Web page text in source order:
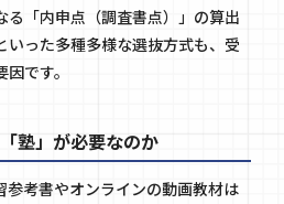
る「内申点（調査書点）」の算出
いった多種多様な選抜方式も、受
です。
塾」が必要なのか
参考書やオンラインの動画教材は